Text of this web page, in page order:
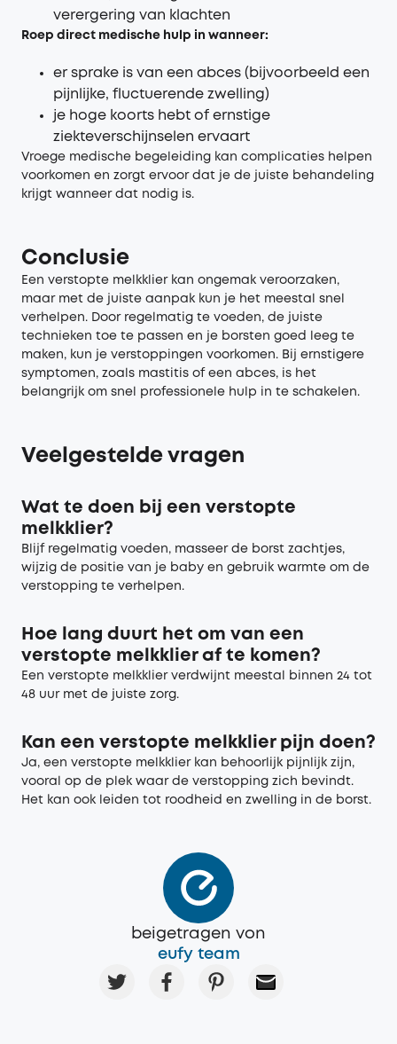
verergering van klachten
Roep direct medische hulp in wanneer:
er sprake is van een abces (bijvoorbeeld een
pijnlijke, fluctuerende zwelling)
je hoge koorts hebt of ernstige
ziekteverschijnselen ervaart
Vroege medische begeleiding kan complicaties helpen
voorkomen en zorgt ervoor dat je de juiste behandeling
krijgt wanneer dat nodig is.
Conclusie
Een verstopte melkklier kan ongemak veroorzaken,
maar met de juiste aanpak kun je het meestal snel
verhelpen. Door regelmatig te voeden, de juiste
technieken toe te passen en je borsten goed leeg te
maken, kun je verstoppingen voorkomen. Bij ernstigere
symptomen, zoals mastitis of een abces, is het
belangrijk om snel professionele hulp in te schakelen.
Veelgestelde vragen
Wat te doen bij een verstopte
melkklier?
Blijf regelmatig voeden, masseer de borst zachtjes,
wijzig de positie van je baby en gebruik warmte om de
verstopping te verhelpen.
Hoe lang duurt het om van een
verstopte melkklier af te komen?
Een verstopte melkklier verdwijnt meestal binnen 24 tot
48 uur met de juiste zorg.
Kan een verstopte melkklier pijn doen?
Ja, een verstopte melkklier kan behoorlijk pijnlijk zijn,
vooral op de plek waar de verstopping zich bevindt.
Het kan ook leiden tot roodheid en zwelling in de borst.
beigetragen von
eufy team